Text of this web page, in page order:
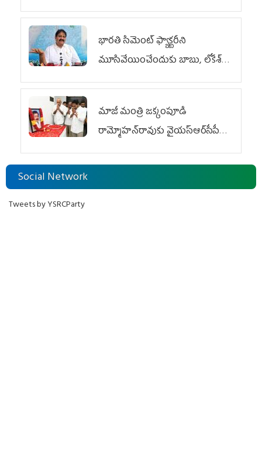
దుర్మార్గం
భారతి సిమెంట్ ఫ్యాక్టరీని
మూసివేయించేందుకు బాబు, లోకేశ్
కుట్ర
మాజీ మంత్రి జక్కంపూడి
రామ్మోహన్‌రావుకు వైయ‌స్ఆర్‌సీపీ
ఘన నివాళి
Social Network
Tweets by YSRCParty